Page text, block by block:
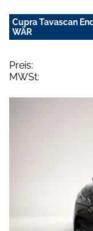
Cupra Tavascan
WÄR
Preis:
MWSt: